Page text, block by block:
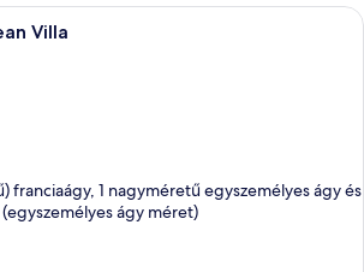
Egy modern, több épületből álló
Villa
franciaágy, 1 nagyméretű egyszemélyes ágy és
ágy méret)